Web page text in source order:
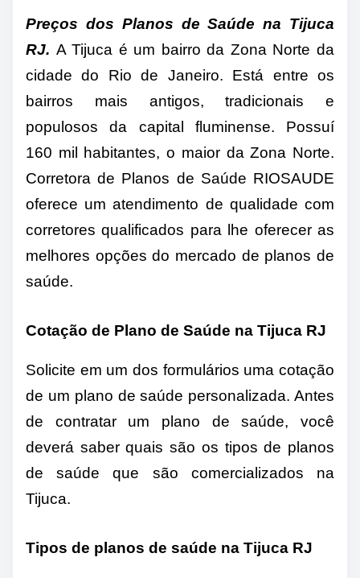
Preços dos Planos de Saúde na Tijuca
RJ. A Tijuca é um bairro da Zona Norte da
cidade do Rio de Janeiro. Está entre os
bairros mais antigos, tradicionais e
populosos da capital fluminense. Possuí
160 mil habitantes, o maior da Zona Norte.
Corretora de Planos de Saúde RIOSAUDE
oferece um atendimento de qualidade com
corretores qualificados para lhe oferecer as
melhores opções do mercado de planos de
saúde.
Cotação de Plano de Saúde na Tijuca RJ
Solicite em um dos formulários uma cotação
de um plano de saúde personalizada. Antes
de contratar um plano de saúde, você
deverá saber quais são os tipos de planos
de saúde que são comercializados na
Tijuca.
Tipos de planos de saúde na Tijuca RJ